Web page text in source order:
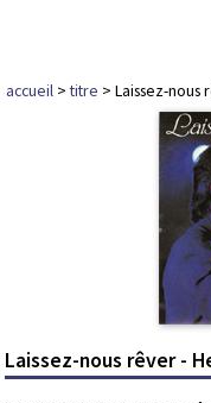
accueil >titre > Laissez-
Laissez-nous rêver -